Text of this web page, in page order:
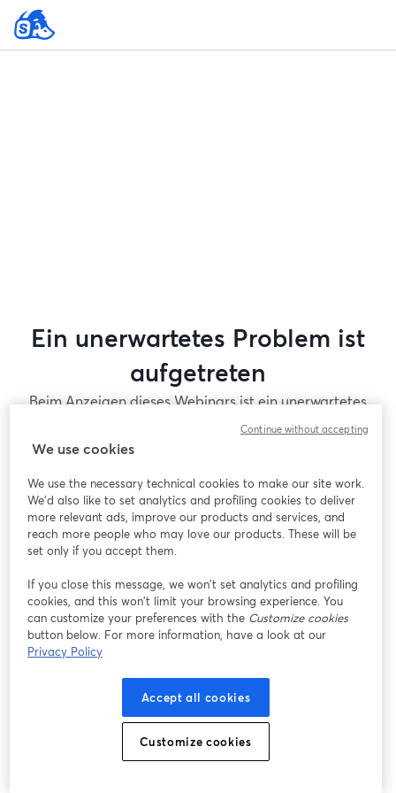
Ein unerwartetes Problem ist
aufgetreten
Beim Anzeigen dieses Webinars ist ein unerwartetes
Problem aufgetreten. Bitte versuchen Sie, die Seite
Gibt es Probleme?
wird in einem neuen Tab geöffnet
We use cookies
We use the necessary technical cookies to make our site work.
We'd also like to set analytics and profiling cookies to deliver
more relevant ads, improve our products and services, and
reach more people who may love our products. These will be
set only if you accept them.
If you close this message, we won’t set analytics and profiling
cookies, and this won’t limit your browsing experience. You
can customize your preferences with the Customize cookies
button below. For more information, have a look at our
Privacy Policy
Accept all cookies
Customize cookies
Continue without accepting